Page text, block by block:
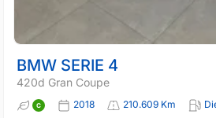
BMW SERIE 4
420d Gran Coupe
2018 210.609 Km